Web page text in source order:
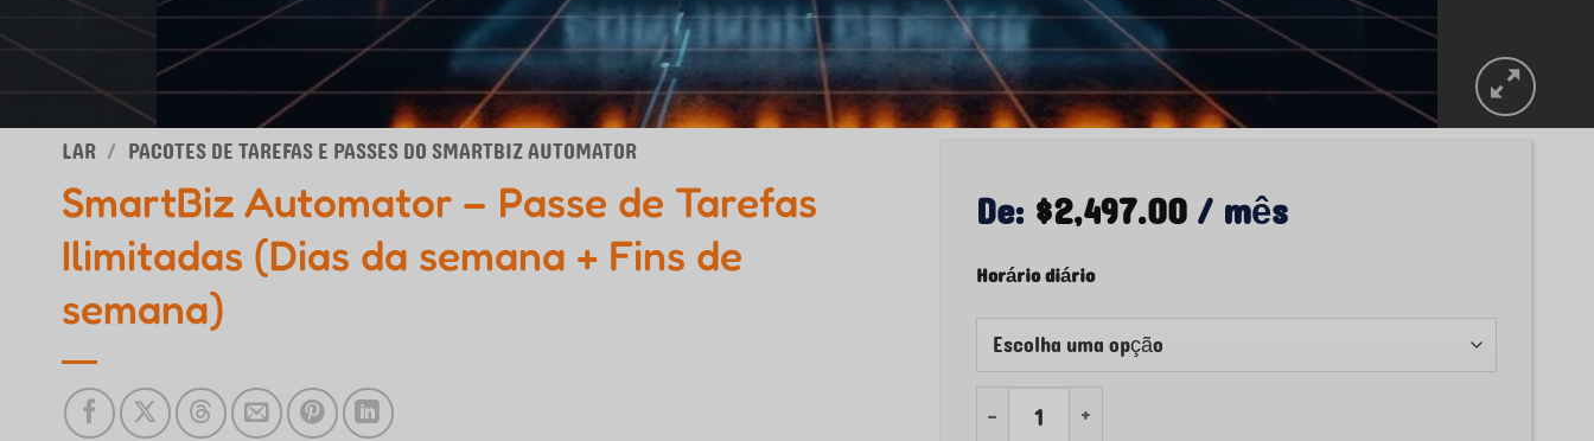
LAR / PACOTES DE TAREFAS E PASSES DO SMARTBIZ AUTOMATOR
SmartBiz Automator – Passe de Tarefas
Ilimitadas (Dias da semana + Fins de
semana)
De:$2,497.00/ mês
Horário diário
Quantidade SmartBiz Automator – Unlimited Tasks Pass